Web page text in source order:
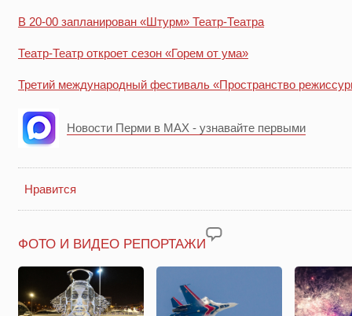
В 20-00 запланирован «Штурм» Театр-Театра
Театр-Театр откроет сезон «Горем от ума»
Третий международный фестиваль «Пространство
Новости Перми в MAX - узнавайте первыми
Нравится
ФОТО И ВИДЕО РЕПОРТАЖИ